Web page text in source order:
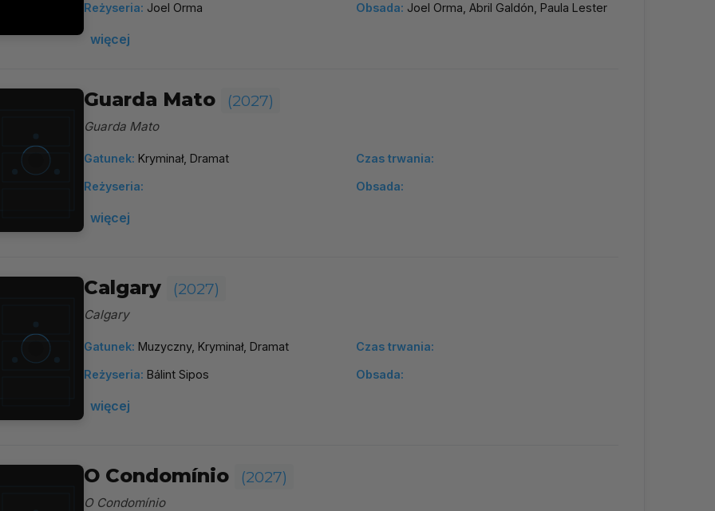
Reżyseria: Joel Orma Obsada: Joel Orma, Abril Galdón, Paula Lester
więcej
Guarda Mato (2027)
Guarda Mato
Gatunek: Kryminał, Dramat Czas trwania:
Reżyseria: Obsada:
więcej
Calgary (2027)
Calgary
Gatunek: Muzyczny, Kryminał, Dramat Czas trwania:
Reżyseria: Bálint Sipos Obsada:
więcej
O Condomínio (2027)
O Condomínio